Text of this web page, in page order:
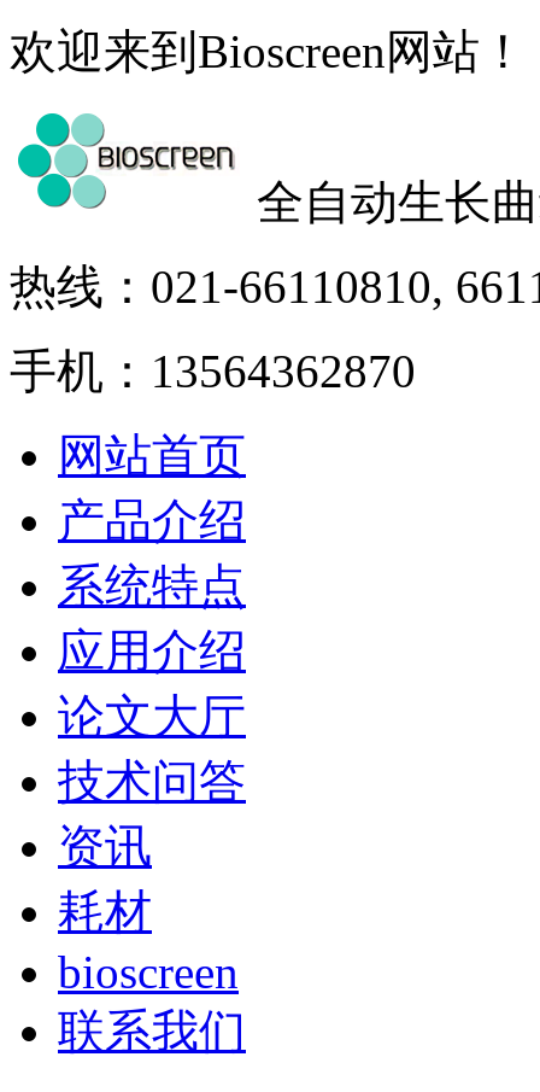
欢迎来到Bioscreen网站！
全自动生长
热线：021-66110810,
手机：13564362870
网站首页
产品介绍
系统特点
应用介绍
论文大厅
技术问答
资讯
耗材
bioscreen
联系我们